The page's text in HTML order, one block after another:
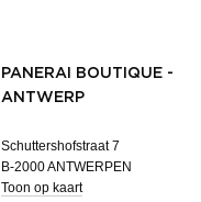
PANERAI BOUTIQUE -
ANTWERP
Schuttershofstraat 7
B-2000 ANTWERPEN
Toon op kaart